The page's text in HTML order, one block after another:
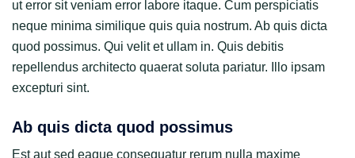
ut error sit veniam error labore itaque. Cum perspiciatis
neque minima similique quis quia nostrum. Ab quis dicta
quod possimus. Qui velit et ullam in. Quis debitis
repellendus architecto quaerat soluta pariatur. Illo ipsam
excepturi sint.
Ab quis dicta quod possimus
Est aut sed eaque consequatur rerum nulla maxime